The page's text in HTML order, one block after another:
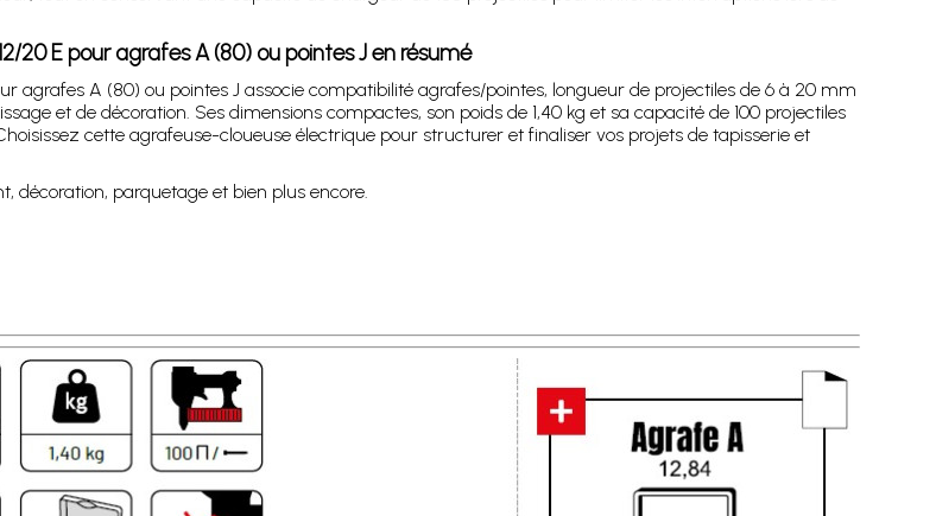
20 E pour agrafes A (80) ou pointes J en résumé
agrafes A (80) ou pointes J associe compatibilité agrafes/pointes, longueur de projectiles de 6 à 20 mm
et de décoration. Ses dimensions compactes, son poids de 1,40 kg et sa capacité de 100 projectiles
cette agrafeuse-cloueuse électrique pour structurer et finaliser vos projets de tapisserie et
décoration, parquetage et bien plus encore.